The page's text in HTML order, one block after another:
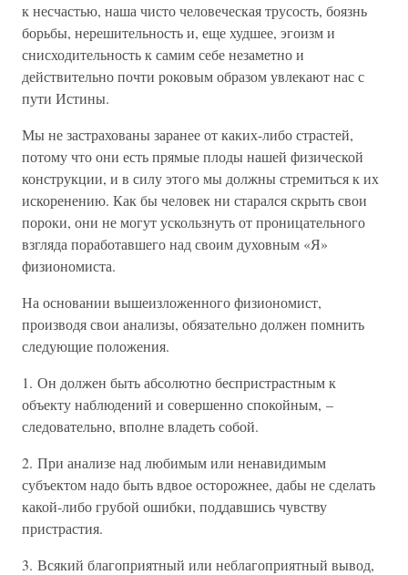
к несчастью, наша чисто человеческая трусость, боязнь
борьбы, нерешительность и, еще худшее, эгоизм и
снисходительность к самим себе незаметно и
действительно почти роковым образом увлекают нас с
пути Истины.
Мы не застрахованы заранее от каких-либо страстей,
потому что они есть прямые плоды нашей физической
конструкции, и в силу этого мы должны стремиться к их
искоренению. Как бы человек ни старался скрыть свои
пороки, они не могут ускользнуть от проницательного
взгляда поработавшего над своим духовным «Я»
физиономиста.
На основании вышеизложенного физиономист,
производя свои анализы, обязательно должен помнить
следующие положения.
1. Он должен быть абсолютно беспристрастным к
объекту наблюдений и совершенно спокойным, –
следовательно, вполне владеть собой.
2. При анализе над любимым или ненавидимым
субъектом надо быть вдвое осторожнее, дабы не сделать
какой-либо грубой ошибки, поддавшись чувству
пристрастия.
3. Всякий благоприятный или неблагоприятный вывод,